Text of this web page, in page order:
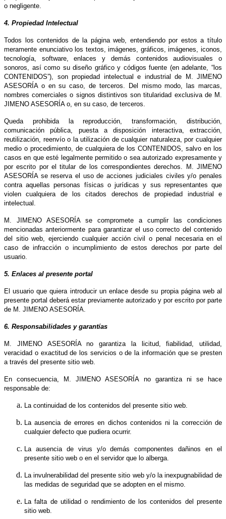
o negligente.
4. Propiedad Intelectual
Todos los contenidos de la página web, entendiendo por estos a título
meramente enunciativo los textos, imágenes, gráficos, imágenes, iconos,
tecnología, software, enlaces y demás contenidos audiovisuales o
sonoros, así como su diseño gráfico y códigos fuente (en adelante, “los
CONTENIDOS”), son propiedad intelectual e industrial de M. JIMENO
ASESORÍA o en su caso, de terceros. Del mismo modo, las marcas,
nombres comerciales o signos distintivos son titularidad exclusiva de M.
JIMENO ASESORÍA o, en su caso, de terceros.
Queda prohibida la reproducción, transformación, distribución,
comunicación pública, puesta a disposición interactiva, extracción,
reutilización, reenvío o la utilización de cualquier naturaleza, por cualquier
medio o procedimiento, de cualquiera de los CONTENIDOS, salvo en los
casos en que esté legalmente permitido o sea autorizado expresamente y
por escrito por el titular de los correspondientes derechos. M. JIMENO
ASESORÍA se reserva el uso de acciones judiciales civiles y/o penales
contra aquellas personas físicas o jurídicas y sus representantes que
violen cualquiera de los citados derechos de propiedad industrial e
intelectual.
M. JIMENO ASESORÍA se compromete a cumplir las condiciones
mencionadas anteriormente para garantizar el uso correcto del contenido
del sitio web, ejerciendo cualquier acción civil o penal necesaria en el
caso de infracción o incumplimiento de estos derechos por parte del
usuario.
5. Enlaces al presente portal
El usuario que quiera introducir un enlace desde su propia página web al
presente portal deberá estar previamente autorizado y por escrito por parte
de M. JIMENO ASESORÍA.
6. Responsabilidades y garantías
M. JIMENO ASESORÍA no garantiza la licitud, fiabilidad, utilidad,
veracidad o exactitud de los servicios o de la información que se presten
a través del presente sitio web.
En consecuencia, M. JIMENO ASESORÍA no garantiza ni se hace
responsable de:
La continuidad de los contenidos del presente sitio web.
La ausencia de errores en dichos contenidos ni la corrección de
cualquier defecto que pudiera ocurrir.
La ausencia de virus y/o demás componentes dañinos en el
presente sitio web o en el servidor que lo alberga.
La invulnerabilidad del presente sitio web y/o la inexpugnabilidad de
las medidas de seguridad que se adopten en el mismo.
La falta de utilidad o rendimiento de los contenidos del presente
sitio web.